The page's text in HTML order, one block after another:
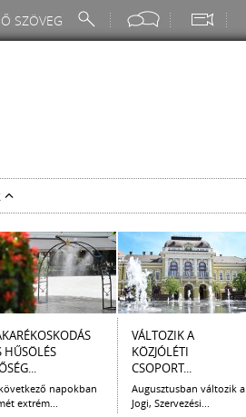
HŰSÖLÉS
napokban
extrém...
VÁLTOZIK A
KÖZJÓLÉTI
CSOPORT...
Augusztusban változik a
Jogi, Szervezési...